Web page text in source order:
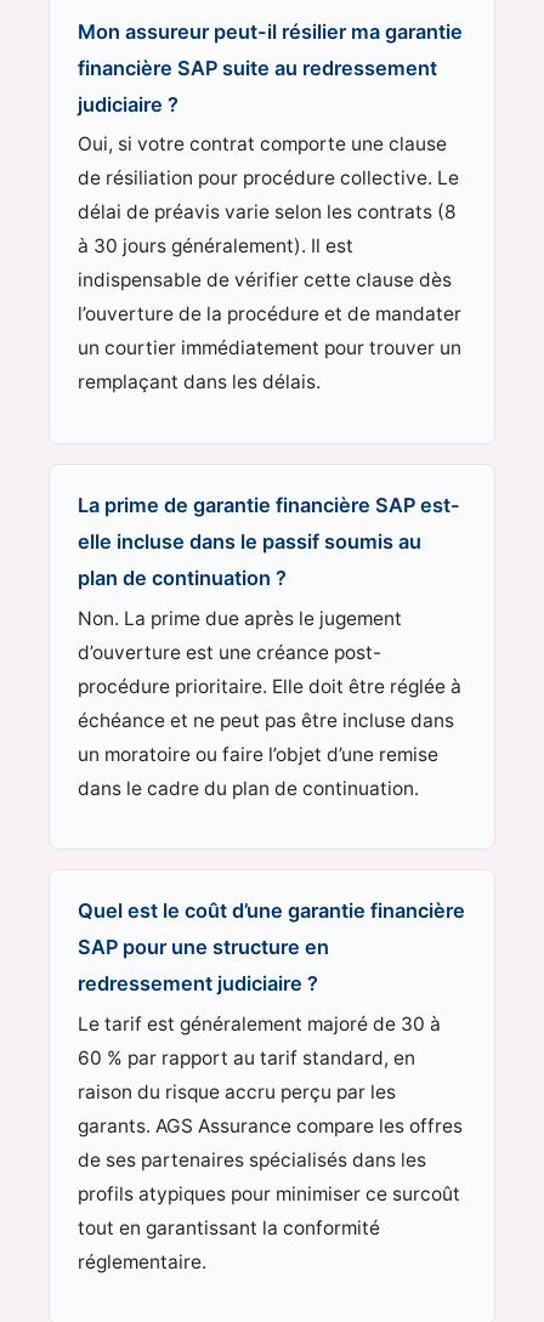
Mon assureur peut-il résilier ma garantie
financière SAP suite au redressement
judiciaire ?
Oui, si votre contrat comporte une clause
de résiliation pour procédure collective. Le
délai de préavis varie selon les contrats (8
à 30 jours généralement). Il est
indispensable de vérifier cette clause dès
l’ouverture de la procédure et de mandater
un courtier immédiatement pour trouver un
remplaçant dans les délais.
La prime de garantie financière SAP est-
elle incluse dans le passif soumis au
plan de continuation ?
Non. La prime due après le jugement
d’ouverture est une créance post-
procédure prioritaire. Elle doit être réglée à
échéance et ne peut pas être incluse dans
un moratoire ou faire l’objet d’une remise
dans le cadre du plan de continuation.
Quel est le coût d’une garantie financière
SAP pour une structure en
redressement judiciaire ?
Le tarif est généralement majoré de 30 à
60 % par rapport au tarif standard, en
raison du risque accru perçu par les
garants. AGS Assurance compare les offres
de ses partenaires spécialisés dans les
profils atypiques pour minimiser ce surcoût
tout en garantissant la conformité
réglementaire.